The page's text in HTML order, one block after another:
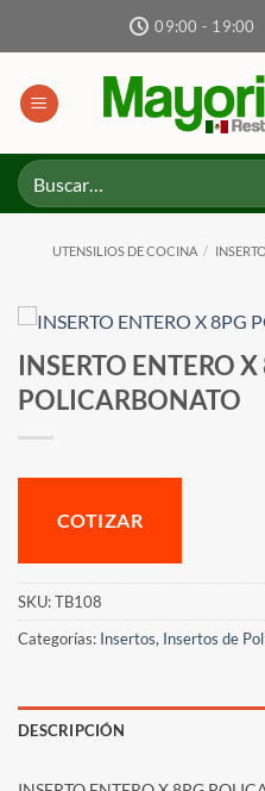
09:00 - 19:00
Buscar
por:
UTENSILIOS DE COCINA /
INSERTO ENTERO X
POLICARBONATO
COTIZAR
SKU:TB108
Categorías: Insertos, Insertos de
DESCRIPCIÓN